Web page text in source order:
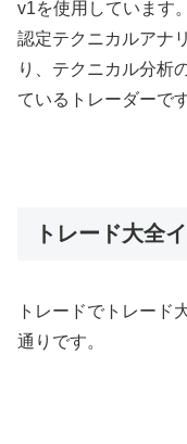
v1を使用しています
認定テクニカルアナ
り、テクニカル分析
ているトレーダーです
トレード大全
トレードでトレード
通りです。